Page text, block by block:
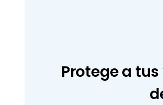
Protege a